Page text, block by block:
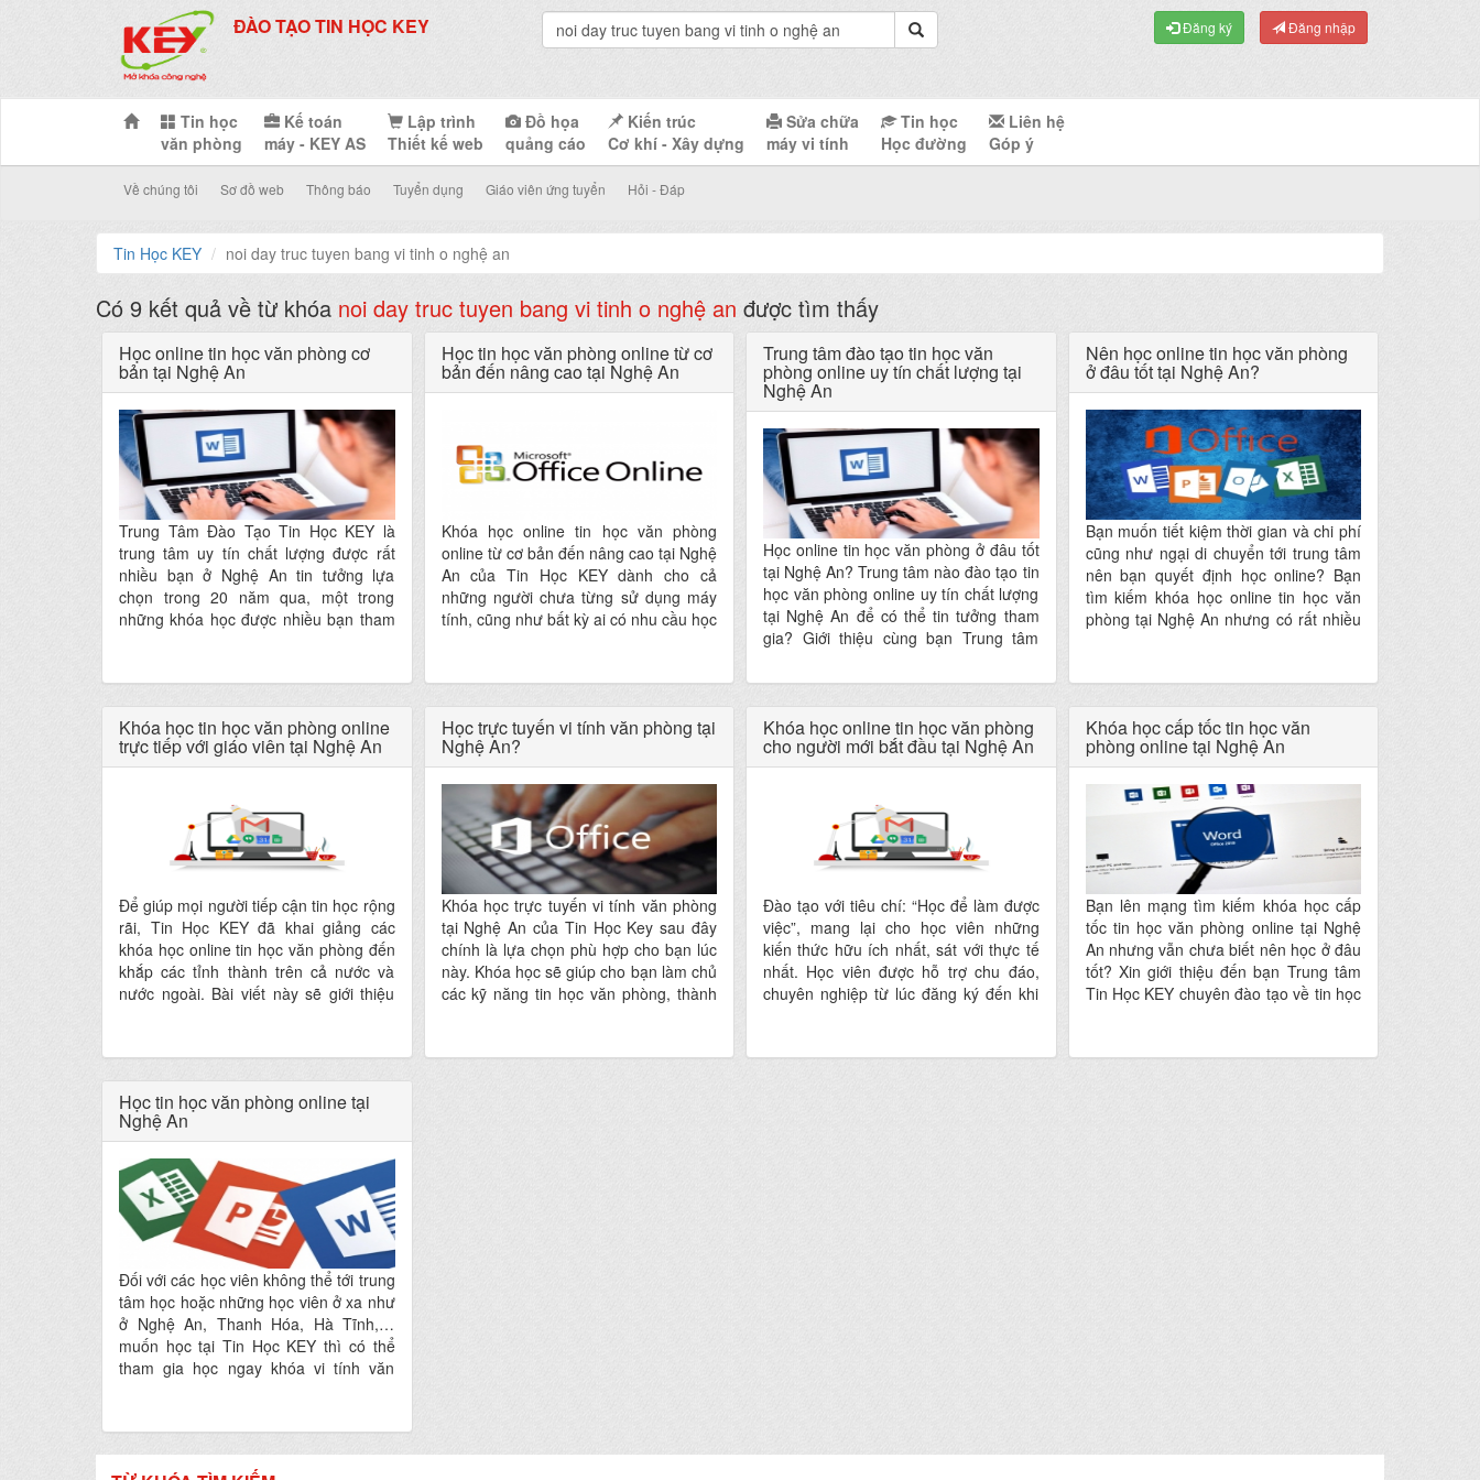
ĐÀO TẠO TIN HỌC KEY Đăng ký Đăng nhập
Tin học
văn phòng
Kế toán
máy - KEY AS
Lập trình
Thiết kế web
Đồ họa
quảng cáo
Kiến trúc
Cơ khí - Xây dựng
Sửa chữa
máy vi tính
Tin học
Học đường
Liên hệ
Góp ý
Về chúng tôi Sơ đồ web Thông báo Tuyển dụng Giáo viên ứng tuyển Hỏi - Đáp
Tin Học KEY noi day truc tuyen bang vi tinh o nghệ an
Có 9 kết quả về từ khóa noi day truc tuyen bang vi tinh o nghệ an được tìm thấy
Học online tin học văn phòng cơ
bản tại Nghệ An
Trung Tâm Đào Tạo Tin Học KEY là
trung tâm uy tín chất lượng được rất
nhiều bạn ở Nghệ An tin tưởng lựa
chọn trong 20 năm qua, một trong
những khóa học được nhiều bạn tham
phòng cơ bản online tại Nghệ An của
Tin Học KEY sẽ giúp bạn làm chủ bộ 3
công cụ Word, Excel, PowerPoint cơ
bản, ứng dụng hiệu quả trong học tập
và làm việc.
Học tin học văn phòng online từ cơ
bản đến nâng cao tại Nghệ An
Khóa học online tin học văn phòng
online từ cơ bản đến nâng cao tại Nghệ
An của Tin Học KEY dành cho cả
những người chưa từng sử dụng máy
tính, cũng như bất kỳ ai có nhu cầu học
gia.
Trung tâm đào tạo tin học văn
phòng online uy tín chất lượng tại
Nghệ An
Học online tin học văn phòng ở đâu tốt
tại Nghệ An? Trung tâm nào đào tạo tin
học văn phòng online uy tín chất lượng
tại Nghệ An để có thể tin tưởng tham
gia? Giới thiệu cùng bạn Trung tâm
luôn giữ uy tín lên hàng đầu, được các
học viên khắp cả nước đánh giá cao về
chất lượng đào tạo
Nên học online tin học văn phòng
ở đâu tốt tại Nghệ An?
Bạn muốn tiết kiệm thời gian và chi phí
cũng như ngại di chuyển tới trung tâm
nên bạn quyết định học online? Bạn
tìm kiếm khóa học online tin học văn
phòng tại Nghệ An nhưng có rất nhiều
học văn phòng ở đâu tốt tại Nghệ An?
Bạn yên tâm, khóa học sau đây sẽ giúp
bạn giải quyết những lo lắng.
Khóa học tin học văn phòng online
trực tiếp với giáo viên tại Nghệ An
Để giúp mọi người tiếp cận tin học rộng
rãi, Tin Học KEY đã khai giảng các
khóa học online tin học văn phòng đến
khắp các tỉnh thành trên cả nước và
nước ngoài. Bài viết này sẽ giới thiệu
An”. Dành cho các bạn đang tìm kiếm
nơi đào tạo online tin học văn phòng,
hay vi tính văn phòng trực tuyến tại
Nghệ An và các khu vực lân cận.
Học trực tuyến vi tính văn phòng tại
Nghệ An?
Khóa học trực tuyến vi tính văn phòng
tại Nghệ An của Tin Học Key sau đây
chính là lựa chọn phù hợp cho bạn lúc
này. Khóa học sẽ giúp cho bạn làm chủ
các kỹ năng tin học văn phòng, thành
Khóa học online tin học văn phòng
cho người mới bắt đầu tại Nghệ An
Đào tạo với tiêu chí: “Học để làm được
việc”, mang lại cho học viên những
kiến thức hữu ích nhất, sát với thực tế
nhất. Học viên được hỗ trợ chu đáo,
chuyên nghiệp từ lúc đăng ký đến khi
Khóa học cấp tốc tin học văn
phòng online tại Nghệ An
Bạn lên mạng tìm kiếm khóa học cấp
tốc tin học văn phòng online tại Nghệ
An nhưng vẫn chưa biết nên học ở đâu
tốt? Xin giới thiệu đến bạn Trung tâm
Tin Học KEY chuyên đào tạo về tin học
cấp tốc tin học văn phòng online tại
Học tin học văn phòng online tại
Nghệ An
Đối với các học viên không thể tới trung
tâm học hoặc những học viên ở xa như
ở Nghệ An, Thanh Hóa, Hà Tĩnh,…
muốn học tại Tin Học KEY thì có thể
tham gia học ngay khóa vi tính văn
học ngay với các giáo viên tâm huyết
của Tin Học KEY rồi.